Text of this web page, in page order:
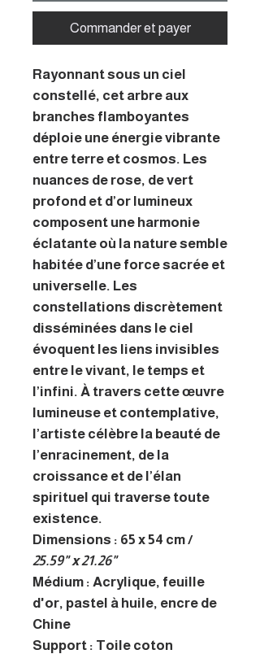
Commander et payer
Rayonnant sous un ciel
constellé, cet arbre aux
branches flamboyantes
déploie une énergie vibrante
entre terre et cosmos. Les
nuances de rose, de vert
profond et d’or lumineux
composent une harmonie
éclatante où la nature semble
habitée d’une force sacrée et
universelle. Les
constellations discrètement
disséminées dans le ciel
évoquent les liens invisibles
entre le vivant, le temps et
l’infini. À travers cette œuvre
lumineuse et contemplative,
l’artiste célèbre la beauté de
l’enracinement, de la
croissance et de l’élan
spirituel qui traverse toute
existence.
Dimensions : 65 x 54 cm /
25.59" x 21.26"
Médium : Acrylique, feuille
d'or, pastel à huile, encre de
Chine
Support : Toile coton